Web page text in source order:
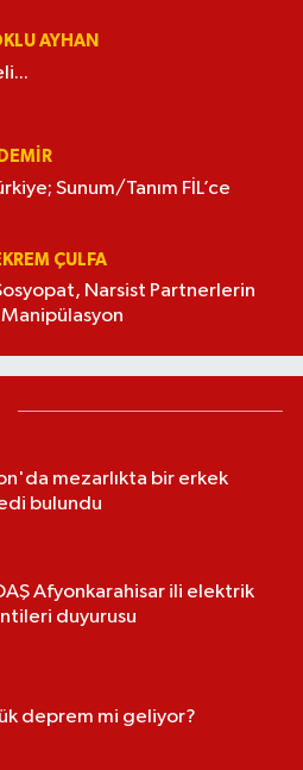
AYHAN
Sunum/Tanım FİL’ce
ÇULFA
Narsist Partnerlerin
Manipülasyon
mezarlıkta bir erkek
bulundu
Afyonkarahisar ili elektrik
duyurusu
deprem mi geliyor?